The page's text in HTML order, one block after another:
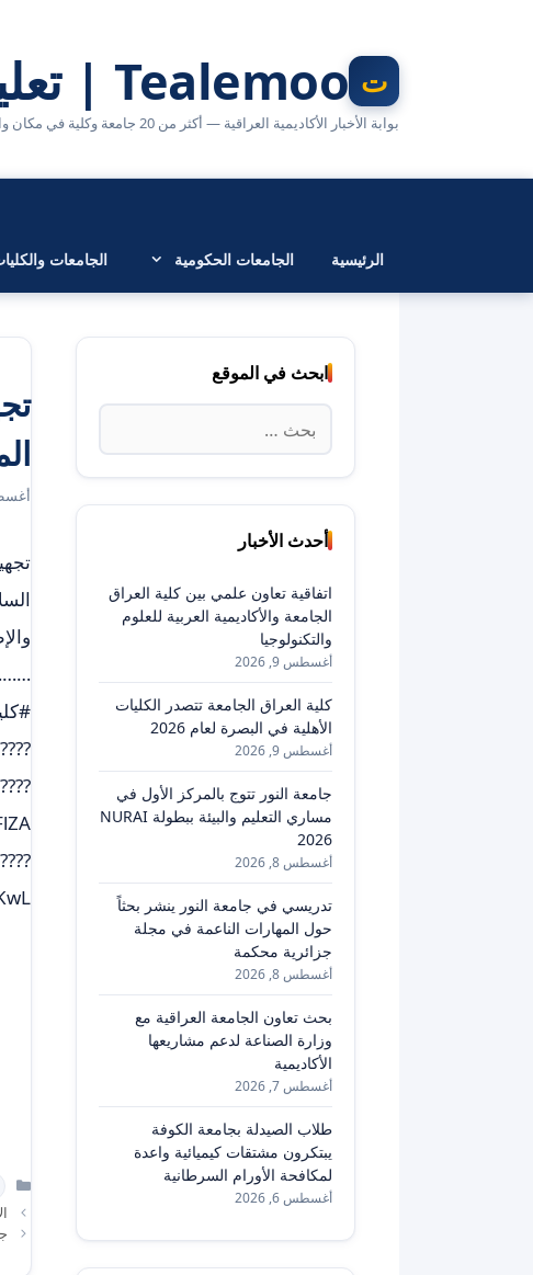
Tealemoo | تعليمو
بوابة الأخبار الأكاديمية العراقية — أكثر من 20 جامعة وكلية في مكان واحد
الرئيسية الجامعات الحكومية الجامعات
أغسطس
ابحث في الموقع
البحث
عن:
أحدث الأخبار
اتفاقية تعاون علمي بين كلية العراق
الجامعة والأكاديمية العربية للعلوم
والتكنولوجيا
أغسطس 9, 2026
كلية العراق الجامعة تتصدر الكليات
الأهلية في البصرة لعام 2026
أغسطس 9, 2026
جامعة النور تتوج بالمركز الأول في
مساري التعليم والبيئة ببطولة NURAI
2026
أغسطس 8, 2026
تدريسي في جامعة النور ينشر بحثاً
حول المهارات الناعمة في مجلة
جزائرية محكمة
أغسطس 8, 2026
بحث تعاون الجامعة العراقية مع
وزارة الصناعة لدعم مشاريعها
الأكاديمية
أغسطس 7, 2026
طلاب الصيدلة بجامعة الكوفة
يبتكرون مشتقات كيميائية واعدة
لمكافحة الأورام السرطانية
أغسطس 6, 2026